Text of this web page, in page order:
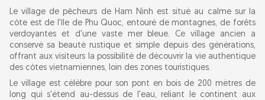
Le village de pêcheurs de Ham Ninh est situé au calme sur la
côte est de l'île de Phu Quoc, entouré de montagnes, de forêts
verdoyantes et d'une vaste mer bleue. Ce village ancien a
conservé sa beauté rustique et simple depuis des générations,
offrant aux visiteurs la possibilité de découvrir la vie authentique
des côtes vietnamiennes, loin des zones touristiques.
Le village est célèbre pour son pont en bois de 200 mètres de
long qui s'étend au-dessus de l'eau, reliant le continent aux